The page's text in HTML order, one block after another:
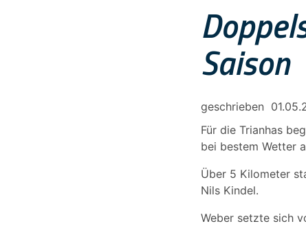
Saison
geschrieben
Für die Trianhas
bei bestem Wetter
Über 5 Kilometer
Nils Kindel.
Weber setzte sich